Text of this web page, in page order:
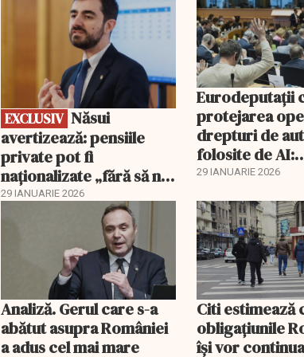
EXCLUSIV
avertizează: pensiile
private pot fi
naționalizate „fără să ni
se spună”
29 IANUARIE 2026
Eurodeputații
protejarea
drepturi de
folosite de AI:
transparență
pentru
29 IANUARIE 2026
Analiză. Gerul care s-a
abătut asupra României
a adus cel mai mare
Citi estimează
obligațiunile
își vor